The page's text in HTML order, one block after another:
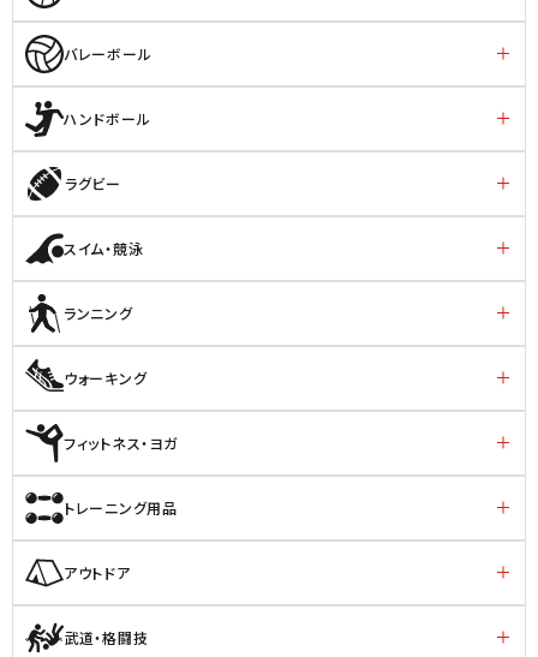
バレーボール
ハンドボール
ラグビー
スイム・競泳
ランニング
ウォーキング
フィットネス・ヨガ
トレーニング用品
アウトドア
武道・格闘技